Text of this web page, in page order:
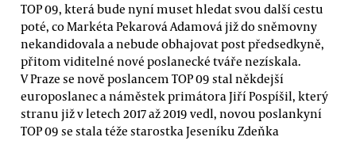
TOP 09, která bude nyní muset hledat svou další cestu
poté, co Markéta Pekarová Adamová již do sněmovny
nekandidovala a nebude obhajovat post předsedkyně,
přitom viditelné nové poslanecké tváře nezískala.
V Praze se nově poslancem TOP 09 stal někdejší
europoslanec a náměstek primátora Jiří Pospíšil, který
stranu již v letech 2017 až 2019 vedl, novou poslankyní
TOP 09 se stala téže starostka Jeseníku Zdeňka